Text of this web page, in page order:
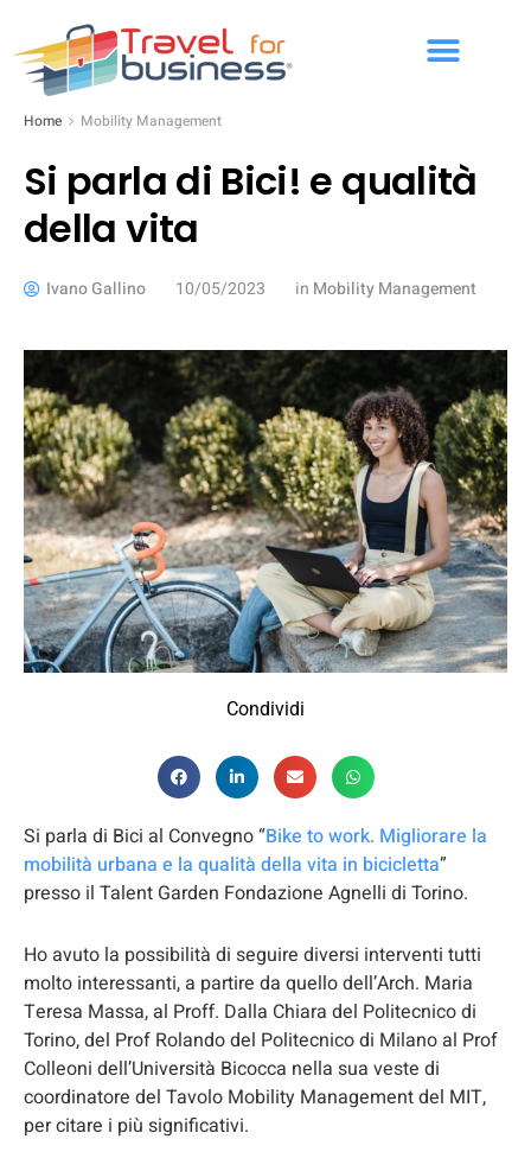
Home Mobility Management
Si parla di Bici! e qualità
della vita
Ivano Gallino 10/05/2023 in Mobility Management
Condividi
Si parla di Bici al Convegno “Bike to work. Migliorare la
mobilità urbana e la qualità della vita in bicicletta”
presso il Talent Garden Fondazione Agnelli di Torino.
Ho avuto la possibilità di seguire diversi interventi tutti
molto interessanti, a partire da quello dell’Arch. Maria
Teresa Massa, al Proff. Dalla Chiara del Politecnico di
Torino, del Prof Rolando del Politecnico di Milano al Prof
Colleoni dell’Università Bicocca nella sua veste di
coordinatore del Tavolo Mobility Management del MIT,
per citare i più significativi.